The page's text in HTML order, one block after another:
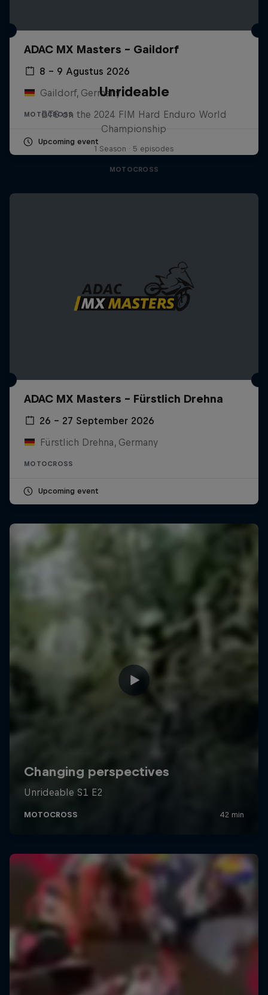
ADAC MX Masters – Gaildorf
8 – 9 Agustus 2026
Gaildorf, Germany
MOTOCROSS
Upcoming event
Unrideable
BTS on the 2024 FIM Hard Enduro World
Championship
1 Season · 5 episodes
MOTOCROSS
ADAC MX Masters – Fürstlich Drehna
26 – 27 September 2026
Fürstlich Drehna, Germany
MOTOCROSS
Upcoming event